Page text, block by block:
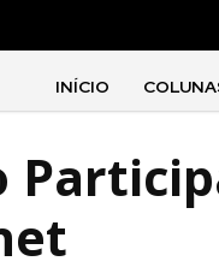
INÍCIO